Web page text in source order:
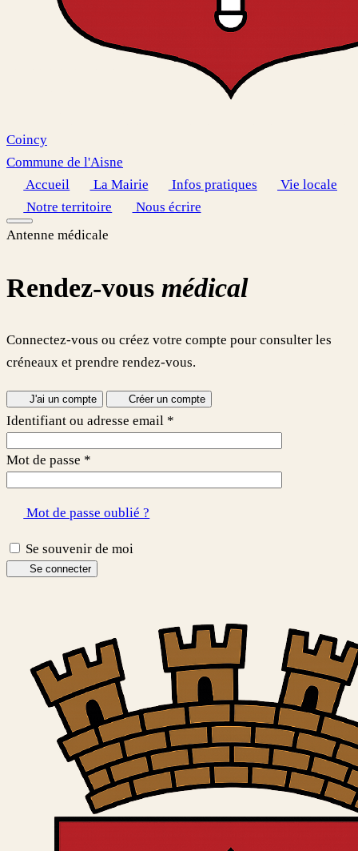
Coincy
Commune de l'Aisne
Accueil
La Mairie Infos pratiques
Vie locale
Notre territoire
Nous écrire
Antenne médicale
Rendez-vous médical
Connectez-vous ou créez votre compte pour consulter les
créneaux et prendre rendez-vous.
J'ai un compte Créer un compte
Identifiant ou adresse email *
Mot de passe *
Mot de passe oublié ?
Se souvenir de moi
Se connecter